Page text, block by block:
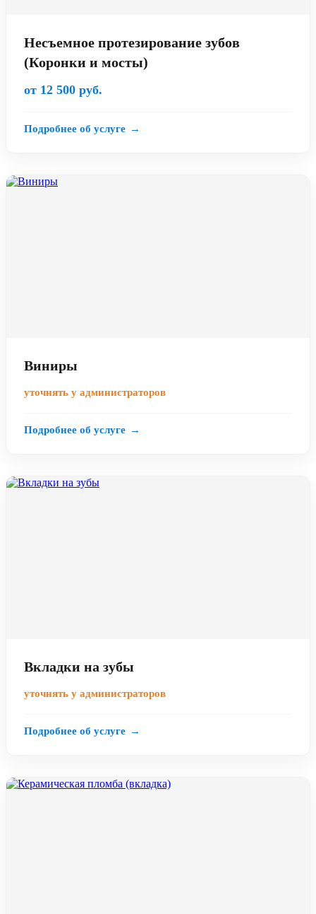
Несъемное протезирование зубов
(Коронки и мосты)
от 12 500 руб.
Подробнее об услуге →
Виниры
уточнять у администраторов
Подробнее об услуге →
Вкладки на зубы
уточнять у администраторов
Подробнее об услуге →